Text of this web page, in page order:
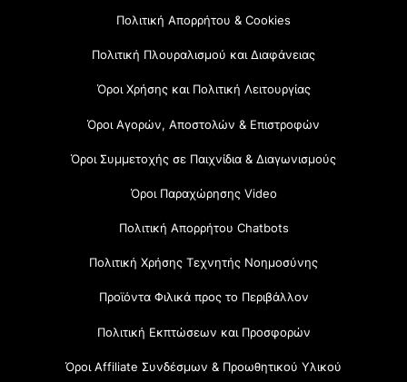
Πολιτική Απορρήτου & Cookies
Πολιτική Πλουραλισμού και Διαφάνειας
Όροι Χρήσης και Πολιτική Λειτουργίας
Όροι Αγορών, Αποστολών & Επιστροφών
Όροι Συμμετοχής σε Παιχνίδια & Διαγωνισμούς
Όροι Παραχώρησης Video
Πολιτική Απορρήτου Chatbots
Πολιτική Χρήσης Τεχνητής Νοημοσύνης
Προϊόντα Φιλικά προς το Περιβάλλον
Πολιτική Εκπτώσεων και Προσφορών
Όροι Affiliate Συνδέσμων & Προωθητικού Υλικού